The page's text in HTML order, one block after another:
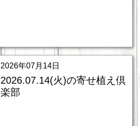
2026年07月14日
2026.07.14(火)の寄せ植え倶
楽部